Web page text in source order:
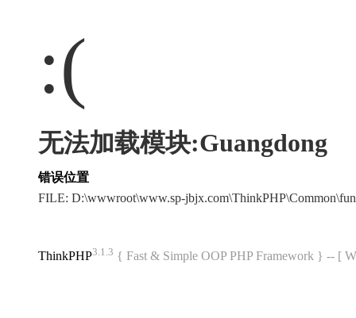
:(
无法加载模块:Guangdong
错误位置
FILE: D:\wwwroot\www.sp-
ThinkPHP3.1.3 { Fast & Simple OOP PHP Framework } -- [